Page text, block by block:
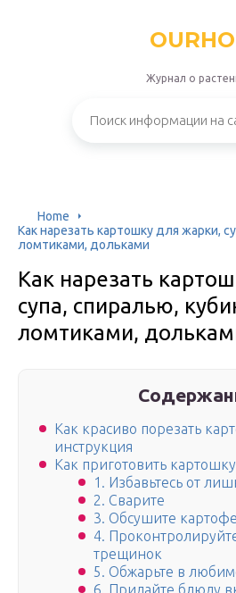
Журнал о
Home
Как нарезать картошку для жарки,
ломтиками, дольками
Как нарезать
супа, спиралью,
ломтиками,
Как красиво порезать
инструкция
Как приготовить
1. Избавьтесь от
2. Сварите
3. Обсушите
4.
трещинок
5. Обжарьте в
6. Придайте блюду